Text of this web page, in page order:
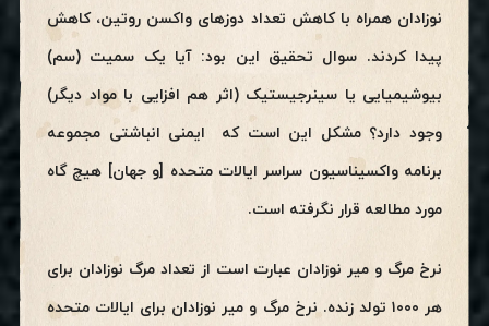
نوزادان همراه با کاهش تعداد دوزهای واکسن روتین، کاهش
پیدا کردند. سوال تحقیق این بود: آیا یک سمیت (سم)
بیوشیمیایی یا سینرجیستیک (اثر هم افزایی با مواد دیگر)
وجود دارد؟ مشکل این است که ایمنی انباشتی مجموعه
برنامه واکسیناسیون سراسر ایالات متحده [و جهان] هیچ گاه
مورد مطالعه قرار نگرفته است.
نرخ مرگ و میر نوزادان عبارت است از تعداد مرگ نوزادان برای
هر ۱۰۰۰ تولد زنده. نرخ مرگ و میر نوزادان برای ایالات متحده